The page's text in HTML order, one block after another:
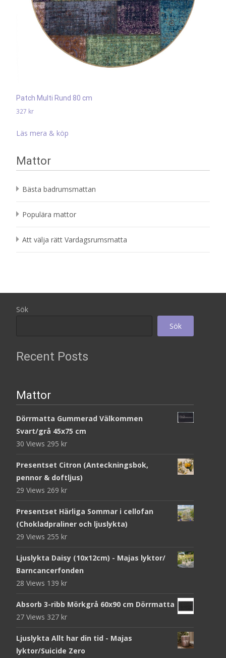
Patch Multi Rund 80 cm
327 kr
Läs mera & köp
Mattor
Bästa badrumsmattan
Populära mattor
Att välja rätt Vardagsrumsmatta
Sök
Sök
Recent Posts
Mattor
Dörrmatta Gummerad Välkommen
Svart/grå 45x75 cm
30 Views 295 kr
Presentset Citron (Anteckningsbok,
pennor & doftljus)
29 Views 269 kr
Presentset Härliga Sommar i cellofan
(Chokladpraliner och ljuslykta)
29 Views 255 kr
Ljuslykta Daisy (10x12cm) - Majas lyktor/
Barncancerfonden
28 Views 139 kr
Absorb 3-ribb Mörkgrå 60x90 cm Dörrmatta
27 Views 327 kr
Ljuslykta Allt har din tid - Majas
lyktor/Suicide Zero